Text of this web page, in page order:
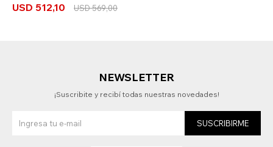
USD 512,10 USD569,00
NEWSLETTER
¡Suscribite y recibí todas nuestras novedades!
SUSCRIBIRME